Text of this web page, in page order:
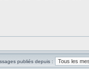
publiés depuis :